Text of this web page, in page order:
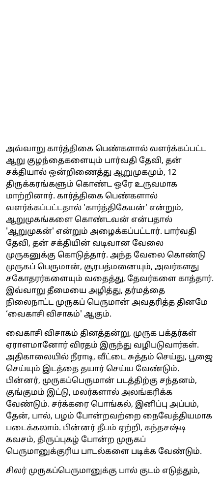
அவ்வாறு கார்த்திகை பெண்களால் வளர்க்கப்பட்ட
ஆறு குழந்தைகளையும் பார்வதி தேவி, தன்
சக்தியால் ஒன்றிணைத்து ஆறுமுகமும், 12
திருக்கரங்களும் கொண்ட ஒரே உருவமாக
மாற்றினார். கார்த்திகை பெண்களால்
வளர்க்கப்பட்டதால் 'கார்த்திகேயன்' என்றும்,
ஆறுமுகங்களை கொண்டவன் என்பதால்
'ஆறுமுகன்' என்றும் அழைக்கப்பட்டார். பார்வதி
தேவி, தன் சக்தியின் வடிவான வேலை
முருகனுக்கு கொடுத்தார். அந்த வேலை கொண்டு
முருகப் பெருமான், சூரபத்மனையும், அவர்களது
சகோதரர்களையும் வதைத்து, தேவர்களை காத்தார்.
இவ்வாறு தீமையை அழித்து, தர்மத்தை
நிலைநாட்ட முருகப் பெருமான் அவதரித்த தினமே
‘வைகாசி விசாகம்' ஆகும்.
வைகாசி விசாகம் தினத்தன்று, முருக பக்தர்கள்
ஏராளமானோர் விரதம் இருந்து வழிபடுவார்கள்.
அதிகாலையில் நீராடி, வீட்டை சுத்தம் செய்து, பூஜை
செய்யும் இடத்தை தயார் செய்ய வேண்டும்.
பின்னர், முருகப்பெருமான் படத்திற்கு சந்தனம்,
குங்குமம் இட்டு, மலர்களால் அலங்கரிக்க
வேண்டும். சர்க்கரை பொங்கல், இனிப்பு அப்பம்,
தேன், பால், பழம் போன்றவற்றை நைவேத்தியமாக
படைக்கலாம். பின்னர் தீபம் ஏற்றி, கந்தசஷ்டி
கவசம், திருப்புகழ் போன்ற முருகப்
பெருமானுக்குரிய பாடல்களை படிக்க வேண்டும்.
சிலர் முருகப்பெருமானுக்கு பால் குடம் எடுத்தும்,